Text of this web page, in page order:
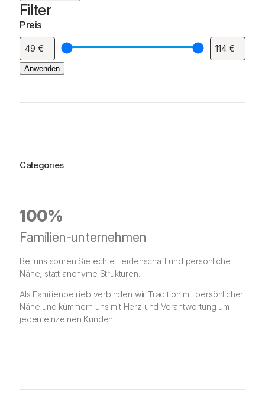
Filter
Preis
Anwenden
Categories
100%
Familien-unternehmen
Bei uns spüren Sie echte Leidenschaft und persönliche
Nähe, statt anonyme Strukturen.
Als Familienbetrieb verbinden wir Tradition mit persönlicher
Nähe und kümmern uns mit Herz und Verantwortung um
jeden einzelnen Kunden.